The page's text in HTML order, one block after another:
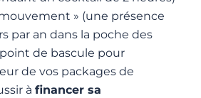
» (une présence
par an dans la poche des
de bascule pour
de vos packages de
à financer sa